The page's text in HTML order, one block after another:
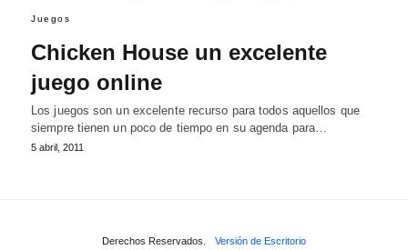
Juegos
Chicken House un excelente
juego online
Los juegos son un excelente recurso para todos aquellos que
siempre tienen un poco de tiempo en su agenda para…
5 abril, 2011
Derechos Reservados. Versión de Escritorio